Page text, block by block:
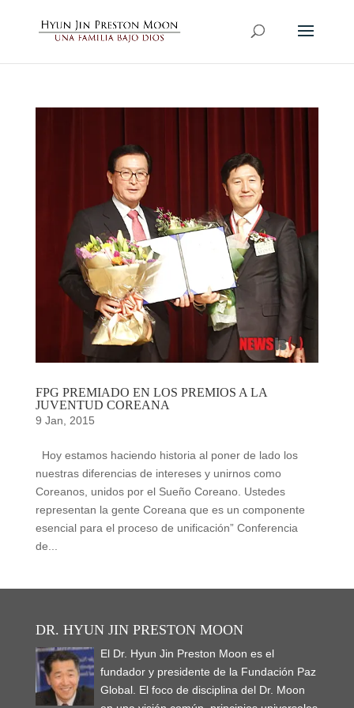
FPG PREMIADO EN LOS PREMIOS A LA
JUVENTUD COREANA
9 Jan, 2015
Hoy estamos haciendo historia al poner de lado los
nuestras diferencias de intereses y unirnos como
Coreanos, unidos por el Sueño Coreano. Ustedes
representan la gente Coreana que es un componente
esencial para el proceso de unificación” Conferencia
de...
DR. HYUN JIN PRESTON MOON
El Dr. Hyun Jin Preston Moon es el
fundador y presidente de la Fundación Paz
Global. El foco de disciplina del Dr. Moon